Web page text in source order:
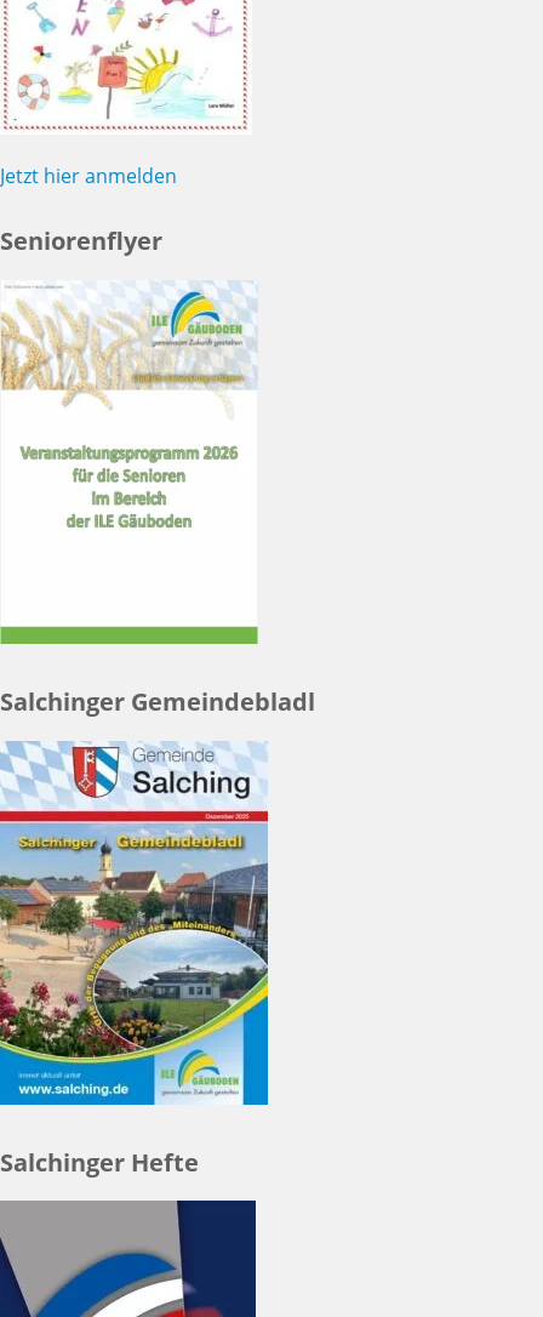
Jetzt hier anmelden
Seniorenflyer
Salchinger Gemeindebladl
Salchinger Hefte